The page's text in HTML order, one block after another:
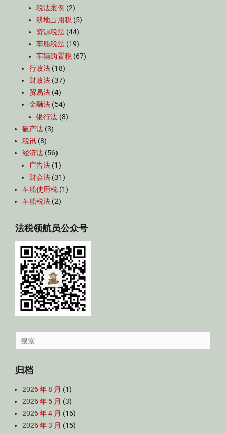
税法案例 (2)
耕地占用税 (5)
资源税法 (44)
车船税法 (19)
车辆购置税 (67)
行政法 (18)
财政法 (37)
贸易法 (4)
金融法 (54)
银行法 (8)
破产法 (3)
税讯 (8)
经济法 (56)
广告法 (1)
财会法 (31)
车船使用税 (1)
车船税法 (2)
法税领航员公众号
Search
for:
归档
2026 年 8 月 (1)
2026 年 5 月 (3)
2026 年 4 月 (16)
2026 年 3 月 (15)